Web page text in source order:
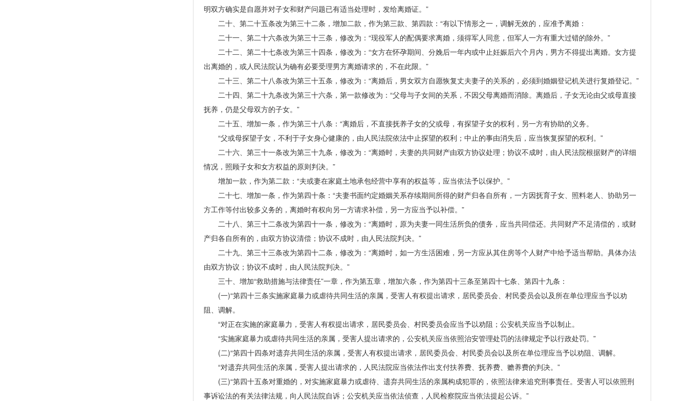
明双方确实是自愿并对子女和财产问题已有适当处理时，发给离婚证。”
二十、第二十五条改为第三十二条，增加二款，作为第三款、第四款：“有以下情形之一，调解无效的，应准予离婚：
二十一、第二十六条改为第三十三条，修改为：“现役军人的配偶要求离婚，须得军人同意，但军人一方有重大过错的除外。”
二十二、第二十七条改为第三十四条，修改为：“女方在怀孕期间、分娩后一年内或中止妊娠后六个月内，男方不得提出离婚。女方提
出离婚的，或人民法院认为确有必要受理男方离婚请求的，不在此限。”
二十三、第二十八条改为第三十五条，修改为：“离婚后，男女双方自愿恢复丈夫妻子的关系的，必须到婚姻登记机关进行复婚登记。”
二十四、第二十九条改为第三十六条，第一款修改为：“父母与子女间的关系，不因父母离婚而消除。离婚后，子女无论由父或母直接
抚养，仍是父母双方的子女。”
二十五、增加一条，作为第三十八条：“离婚后，不直接抚养子女的父或母，有探望子女的权利，另一方有协助的义务。
“父或母探望子女，不利于子女身心健康的，由人民法院依法中止探望的权利；中止的事由消失后，应当恢复探望的权利。”
二十六、第三十一条改为第三十九条，修改为：“离婚时，夫妻的共同财产由双方协议处理；协议不成时，由人民法院根据财产的详细
情况，照顾子女和女方权益的原则判决。”
增加一款，作为第二款：“夫或妻在家庭土地承包经营中享有的权益等，应当依法予以保护。”
二十七、增加一条，作为第四十条：“夫妻书面约定婚姻关系存续期间所得的财产归各自所有，一方因抚育子女、照料老人、协助另一
方工作等付出较多义务的，离婚时有权向另一方请求补偿，另一方应当予以补偿。”
二十八、第三十二条改为第四十一条，修改为：“离婚时，原为夫妻一同生活所负的债务，应当共同偿还。共同财产不足清偿的，或财
产归各自所有的，由双方协议清偿；协议不成时，由人民法院判决。”
二十九、第三十三条改为第四十二条，修改为：“离婚时，如一方生活困难，另一方应从其住房等个人财产中给予适当帮助。具体办法
由双方协议；协议不成时，由人民法院判决。”
三十、增加“救助措施与法律责任”一章，作为第五章，增加六条，作为第四十三条至第四十七条、第四十九条：
(一)“第四十三条实施家庭暴力或虐待共同生活的亲属，受害人有权提出请求，居民委员会、村民委员会以及所在单位理应当予以劝
阻、调解。
“对正在实施的家庭暴力，受害人有权提出请求，居民委员会、村民委员会应当予以劝阻；公安机关应当予以制止。
“实施家庭暴力或虐待共同生活的亲属，受害人提出请求的，公安机关应当依照治安管理处罚的法律规定予以行政处罚。”
(二)“第四十四条对遗弃共同生活的亲属，受害人有权提出请求，居民委员会、村民委员会以及所在单位理应当予以劝阻、调解。
“对遗弃共同生活的亲属，受害人提出请求的，人民法院应当依法作出支付扶养费、抚养费、赡养费的判决。”
(三)“第四十五条对重婚的，对实施家庭暴力或虐待、遗弃共同生活的亲属构成犯罪的，依照法律来追究刑事责任。受害人可以依照刑
事诉讼法的有关法律法规，向人民法院自诉；公安机关应当依法侦查，人民检察院应当依法提起公诉。”